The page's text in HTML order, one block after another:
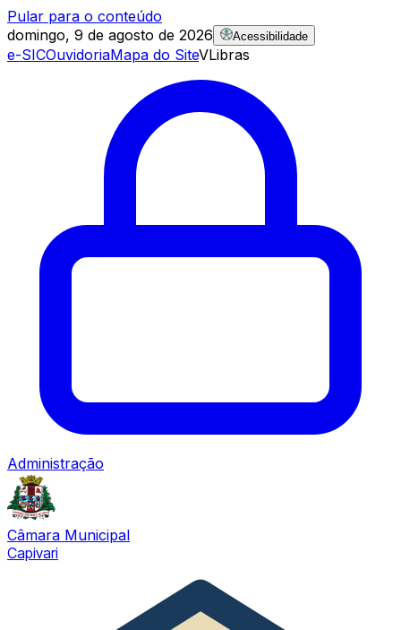
Pular para o conteúdo
domingo, 9 de agosto de 2026
Acessibilidade
e-SICOuvidoriaMapa do SiteVLibras
Administração
Câmara Municipal
Capivari